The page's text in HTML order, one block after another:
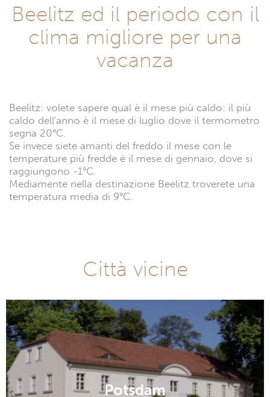
Beelitz ed il periodo con il
clima migliore per una
vacanza
Beelitz: volete sapere qual è il mese più caldo: il più
caldo dell'anno è il mese di luglio dove il termometro
segna 20°C.
Se invece siete amanti del freddo il mese con le
temperature più fredde è il mese di gennaio, dove si
raggiungono -1°C.
Mediamente nella destinazione Beelitz troverete una
temperatura media di 9°C.
Città vicine
Potsdam